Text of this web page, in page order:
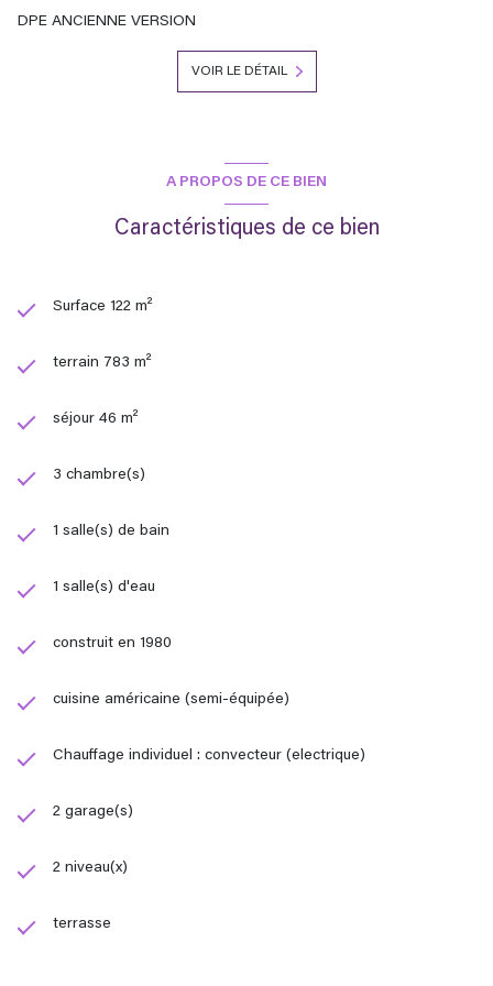
DPE ANCIENNE VERSION
VOIR LE DÉTAIL
A PROPOS DE CE BIEN
Caractéristiques de ce bien
Surface 122 m²
terrain 783 m²
séjour 46 m²
3 chambre(s)
1 salle(s) de bain
1 salle(s) d'eau
construit en 1980
cuisine américaine (semi-équipée)
Chauffage individuel : convecteur (electrique)
2 garage(s)
2 niveau(x)
terrasse